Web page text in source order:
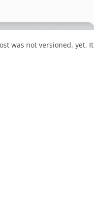
was not versioned, yet. It